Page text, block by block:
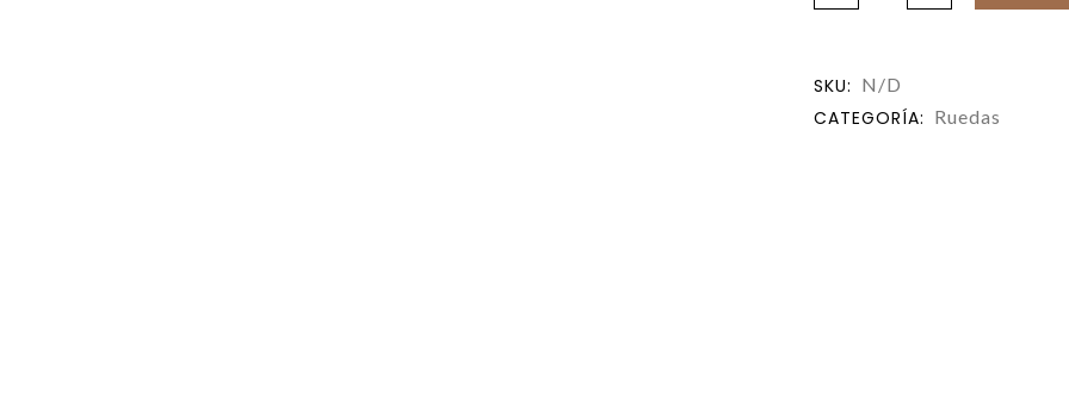
SKU: N/D
CATEGORÍA: Ruedas